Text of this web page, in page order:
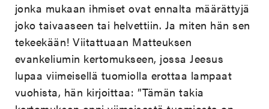
jonka mukaan ihmiset ovat ennalta määrättyjä
joko taivaaseen tai helvettiin. Ja miten hän sen
tekeekään! Viitattuaan Matteuksen
evankeliumin kertomukseen, jossa Jeesus
lupaa viimeisellä tuomiolla erottaa lampaat
vuohista, hän kirjoittaa: ”Tämän takia